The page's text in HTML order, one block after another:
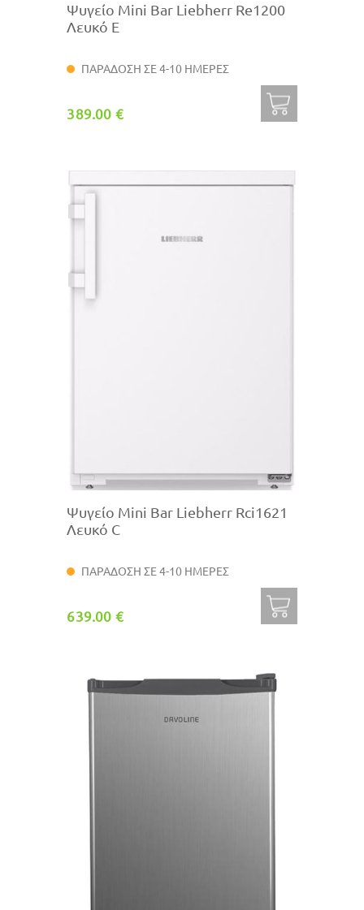
Ψυγείο Mini Bar Liebherr Re1200
Λευκό E
ΠΑΡΑΔΟΣΗ ΣΕ 4-10 ΗΜΕΡΕΣ
389.00 €
Ψυγείο Mini Bar Liebherr Rci1621
Λευκό C
ΠΑΡΑΔΟΣΗ ΣΕ 4-10 ΗΜΕΡΕΣ
639.00 €